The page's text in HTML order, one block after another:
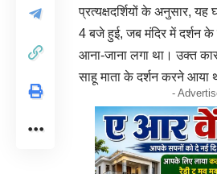
प्रत्यक्षदर्शियों के अनुसार, यह
4 बजे हुई, जब मंदिर में दर्शन
आना-जाना लगा था। उक्त
साहू माता के दर्शन करने आया
-